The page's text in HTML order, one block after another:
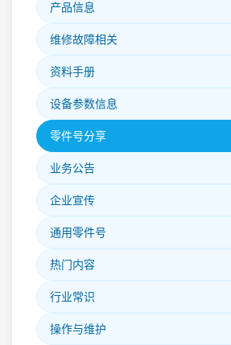
产品信息
维修故障相关
资料手册
设备参数信息
零件号分享
业务公告
企业宣传
通用零件号
热门内容
行业常识
操作与维护